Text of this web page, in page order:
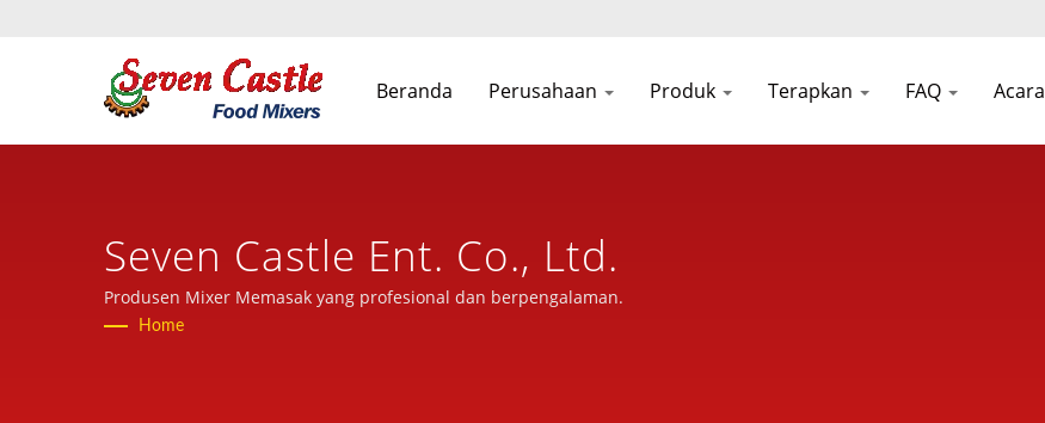
Beranda Perusahaan Produk Terapkan FAQ Acara
Seven Castle Ent. Co., Ltd.
Produsen Mixer Memasak yang profesional dan berpengalaman.
Home